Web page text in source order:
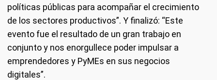
políticas públicas para acompañar el crecimiento
de los sectores productivos”. Y finalizó: “Este
evento fue el resultado de un gran trabajo en
conjunto y nos enorgullece poder impulsar a
emprendedores y PyMEs en sus negocios
digitales”.